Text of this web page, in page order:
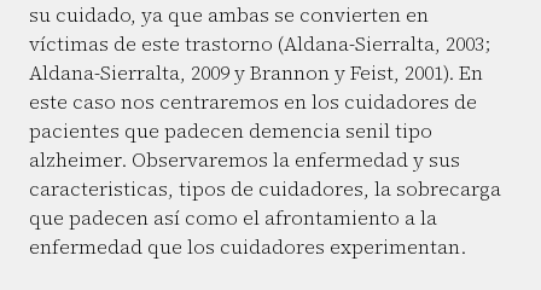
su cuidado, ya que ambas se convierten en
víctimas de este trastorno (Aldana-Sierralta, 2003;
Aldana-Sierralta, 2009 y Brannon y Feist, 2001). En
este caso nos centraremos en los cuidadores de
pacientes que padecen demencia senil tipo
alzheimer. Observaremos la enfermedad y sus
caracteristicas, tipos de cuidadores, la sobrecarga
que padecen así como el afrontamiento a la
enfermedad que los cuidadores experimentan.